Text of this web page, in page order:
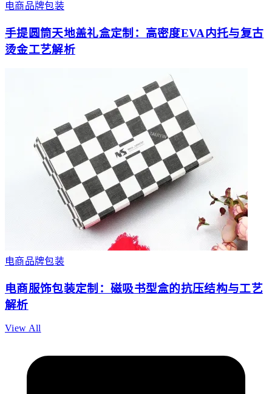
电商品牌包装
手提圆筒天地盖礼盒定制：高密度EVA内托与复古
烫金工艺解析
电商品牌包装
电商服饰包装定制：磁吸书型盒的抗压结构与工艺
解析
View All